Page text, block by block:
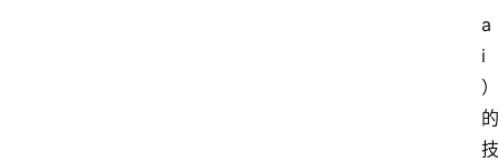
a
i
）
的
技